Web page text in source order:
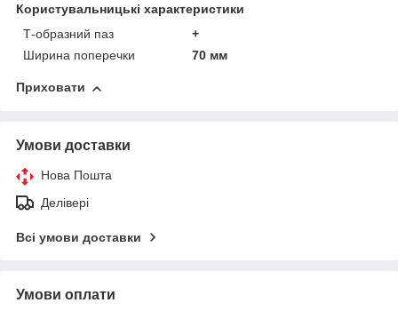
Користувальницькі характеристики
Т-образний паз
+
Ширина поперечки
70 мм
Приховати
Умови доставки
Нова Пошта
Делівері
Всі умови доставки
Умови оплати